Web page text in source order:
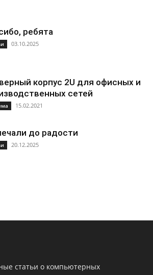
ребята
03.10.2025
корпус 2U для офисных и
сетей
15.02.2021
до радости
20.12.2025
статьи о компьютерных